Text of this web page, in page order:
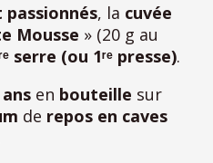
, la cuvée
Mousse » (20 g au
serre (ou 1ʳᵉ presse).
en bouteille sur
de repos en caves